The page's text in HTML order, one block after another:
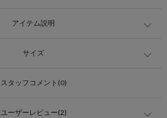
アイテム説明
サイズ
スタッフコメント(0)
ユーザーレビュー(2)